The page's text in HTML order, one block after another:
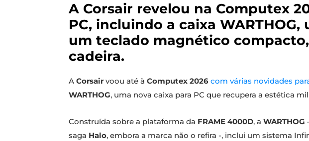
A Corsair revelou na Computex
PC, incluindo a caixa
um teclado magnético
cadeira.
A Corsair voou até à Computex 2026 com várias novidades
WARTHOG, uma nova caixa para PC que recupera a estética
Construída sobre a plataforma da FRAME 4000D, a WARTHOG
saga Halo, embora a marca não o refira -, inclui um sistema